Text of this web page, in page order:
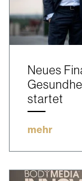
Neues
startet
mehr